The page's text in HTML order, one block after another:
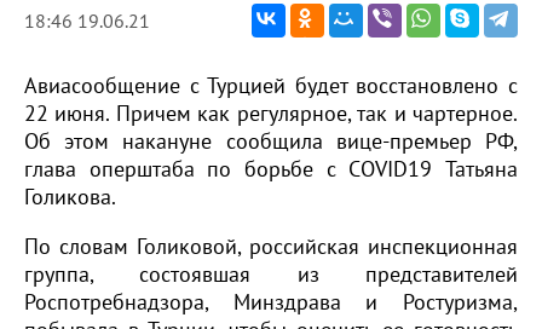
18:46 19.06.21
Авиасообщение с Турцией будет восстановлено с
22 июня. Причем как регулярное, так и чартерное.
Об этом накануне сообщила вице-премьер РФ,
глава оперштаба по борьбе с COVID19 Татьяна
Голикова.
По словам Голиковой, российская инспекционная
группа, состоявшая из представителей
Роспотребнадзора, Минздрава и Ростуризма,